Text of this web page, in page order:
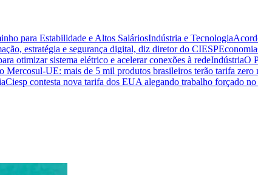
para Estabilidade e Altos SaláriosIndústria e Tecnologia
estratégia e segurança digital, diz diretor do CIESPEconomia
otimizar sistema elétrico e acelerar conexões à redeIndústriaO
Mercosul-UE: mais de 5 mil produtos brasileiros terão tarifa zero
Ciesp contesta nova tarifa dos EUA alegando trabalho forçado